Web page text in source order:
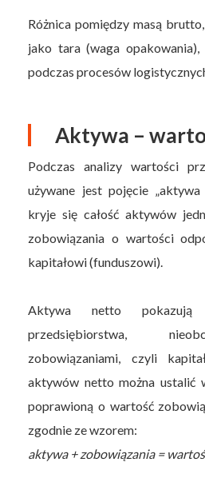
Różnica pomiędzy masą
jako tara (waga opakowania),
podczas procesów
Aktywa –
Podczas analizy wartości
używane jest pojęcie
kryje się całość aktywów
zobowiązania o wartości
kapitałowi (funduszowi).
Aktywa netto pokazują
przedsiębiorstwa,
zobowiązaniami, czyli
aktywów netto można ustalić
poprawioną o wartość
zgodnie ze wzorem:
aktywa + zobowiązania =